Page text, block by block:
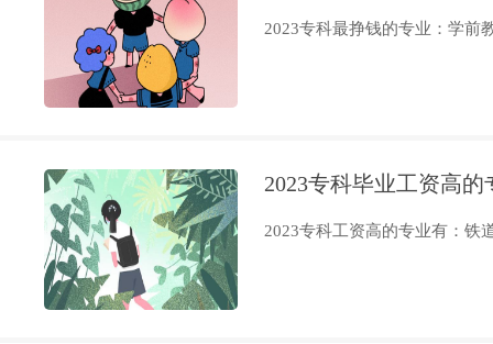
2023专科最挣钱的专业：学前
2023专科毕业工资高
2023专科工资高的专业有：铁